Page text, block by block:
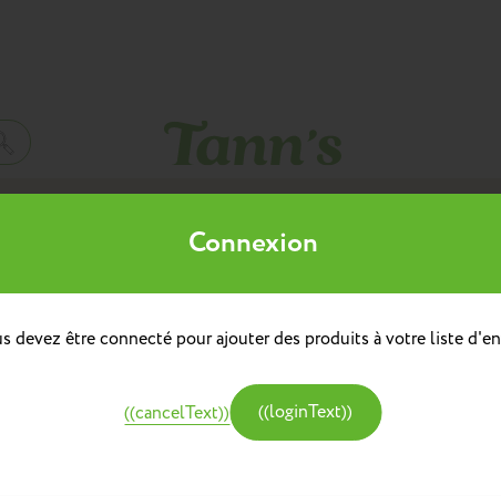
Sacs à dos repas
Mes listes d'envies
((title))
((label))
Connexion
devez être connecté pour ajouter des produits à votre liste
((cancelText)) ((loginText))